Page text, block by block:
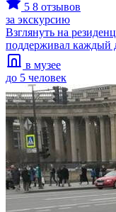
5 8 отзывов
за экскурсию
Взглянуть на
поддерживал каждый
в музее
до 5 человек